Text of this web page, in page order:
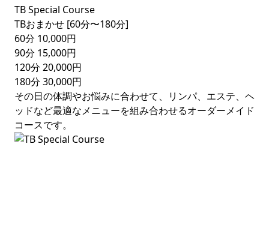
TB Special Course
TBおまかせ [60分〜180分]
60分 10,000円
90分 15,000円
120分 20,000円
180分 30,000円
その日の体調やお悩みに合わせて、リンパ、エステ、ヘ
ッドなど最適なメニューを組み合わせるオーダーメイド
コースです。